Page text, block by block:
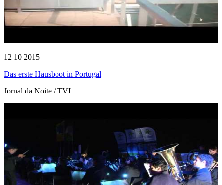
12 10 2015
Das erste Hausboot in Portugal
Jornal da Noite / TVI